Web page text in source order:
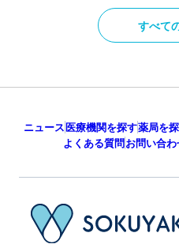
すべて
ニュース医療機関を探す薬局を
よくある質問お問い合